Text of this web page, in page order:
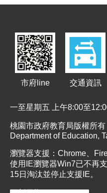
水
站
覽
市
政
信
市府line 交通資訊
一至星期五 上午8:00至
桃園市政府教育局版權所
Department of Education,
瀏覽器支援：Chrome、
使用IE瀏覽器Win7已不再
15日淘汰並停止支援IE。